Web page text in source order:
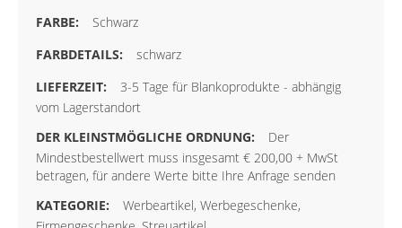
Schwarz
schwarz
3-5 Tage für Blankoprodukte - abhängig
vom Lagerstandort
Der
Mindestbestellwert muss insgesamt € 200,00 + MwSt
betragen, für andere Werte bitte Ihre Anfrage senden
Werbeartikel, Werbegeschenke,